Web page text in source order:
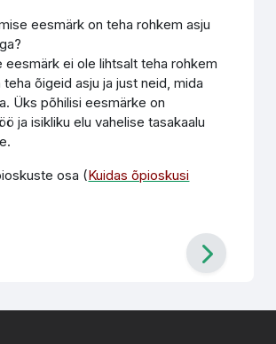
eesmärk on teha rohkem asju
eesmärk ei ole lihtsalt teha rohkem
teha õigeid asju ja just neid, mida
Üks põhilisi eesmärke on
ja isikliku elu vahelise tasakaalu
osa (Kuidas õpioskusi